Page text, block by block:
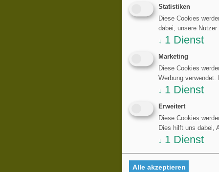
Statistiken
Diese Cookies
dabei, unsere
↓ 1 Dienst
Marketing
Diese Cookies
Werbung
↓ 1 Dienst
Erweitert
Diese Cookies
Dies hilft uns dabei,
↓ 1 Dienst
Alle akzeptieren